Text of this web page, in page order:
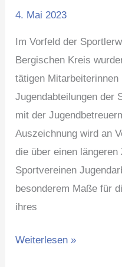
4. Mai 2023
Im Vorfeld der
Bergischen Kreis
tätigen
Jugendabteilungen der
mit der
Auszeichnung wird an
die über einen
Sportvereinen
besonderem Maße für
ihres
Dennis
Weiterlesen »